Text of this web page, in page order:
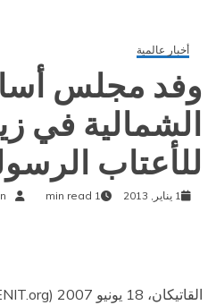
أخبار عالمية
وفد مجلس
الشمالية في
للأعتاب
1 يناير, 2013 1 min read
القاتيكان، 18 يونيو 2007 (ZENIT.org).